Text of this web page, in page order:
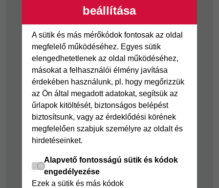
beállítása
A sütik és más mérőkódok fontosak az oldal
megfelelő működéséhez. Egyes sütik
elengedhetetlenek az oldal működéséhez,
másokat a felhasználói élmény javítása
érdekében használunk, pl. hogy megőrizzük
az Ön által megadott adatokat, segítsük az
űrlapok kitöltését, biztonságos belépést
biztosítsunk, vagy az érdeklődési körének
megfelelően szabjuk személyre az oldalt és
hirdetéseinket.
Alapvető fontosságú sütik és kódok
engedélyezése
Ezek a sütik és más kódok
Visszaélés-bejelentés
Tájékoztató
fogyatékkal élő
ügyfelek részére
Hitelkártya
Cofidis Hitelkártya
Joker részletfizetés
Áruhitel Expressz
Mindig Kéznél
kölcsön
Személyikölcsön
Cofidis személyi
kölcsön
Cofidis Bank
Mindig Kéznél
kölcsön